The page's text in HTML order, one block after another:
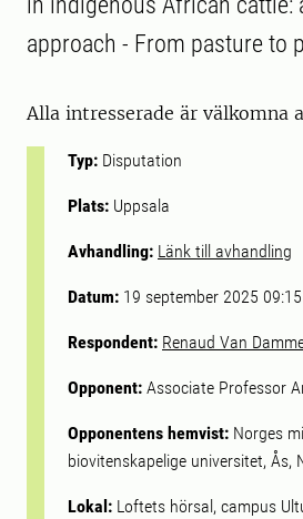
approach - From pasture to
Alla intresserade är välkomna
Typ: Disputation
Plats: Uppsala
Avhandling: Länk till avhandling
Datum: 19 september 2025 09:15
Respondent: Renaud Van
Opponent: Associate Professor
Opponentens hemvist: Norges
biovitenskapelige universitet, Ås,
Lokal: Loftets hörsal, campus